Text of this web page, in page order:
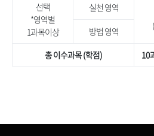
선택
*영역별
1과목이상
실천 영역
방법 영역
총 이수과목 (학점)
10